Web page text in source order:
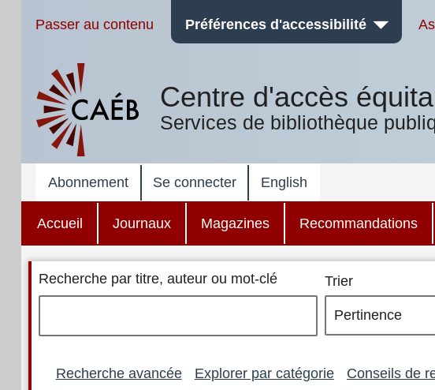
Passer au contenu Préférences d'accessibilité
Centre d'accès
Services de bibliothèque
Abonnement Se connecter English
Accueil Journaux Magazines Recommandations
Recherche par titre, auteur ou mot-clé Trier
Recherche avancée Explorer par catégorie Conseils de